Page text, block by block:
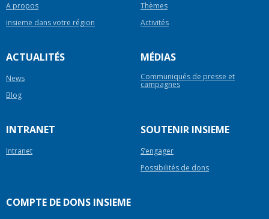
A propos
Thèmes
insieme dans votre région
Activités
ACTUALITÉS
News
Blog
MÉDIAS
Communiqués de presse et
campagnes
INTRANET
Intranet
SOUTENIR INSIEME
S’engager
Possibilités de dons
COMPTE DE DONS INSIEME